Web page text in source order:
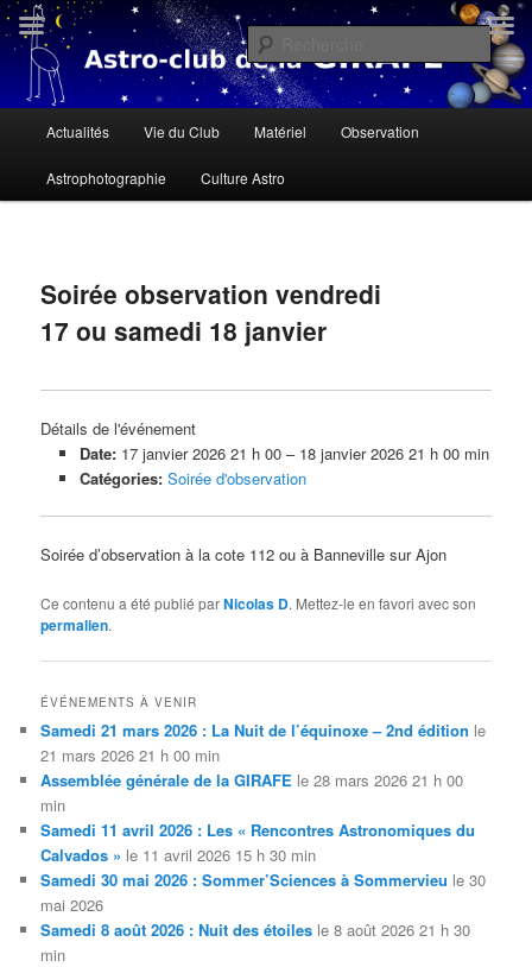
Aller
au
contenu
principalAstroclub de la Girafe
« Il n'y a personne qui soit née sous une mauvaise étoile, il n'y a que des
gens qui ne savent pas lire le ciel » Dalaï Lama
principal
Actualités Vie du Club Matériel Observation
Astrophotographie Culture Astro
articles
Soirée observation vendredi
17 ou samedi 18 janvier
Détails de l'événement
Date: 17 janvier 2026 21 h 00– 18 janvier 2026 21 h 00 min
Catégories: Soirée d'observation
Soirée d’observation à la cote 112 ou à Banneville sur Ajon
Ce contenu a été publié parNicolas D. Mettez-le en favori avec son
permalien.
ÉVÉNEMENTS À VENIR
Samedi 21 mars 2026 : La Nuit de l’équinoxe – 2nd édition le
21 mars 2026 21 h 00 min
Assemblée générale de la GIRAFE le 28 mars 2026 21 h 00
min
Samedi 11 avril 2026 : Les « Rencontres Astronomiques du
Calvados » le 11 avril 2026 15 h 30 min
Samedi 30 mai 2026 : Sommer’Sciences à Sommervieu le 30
mai 2026
Samedi 8 août 2026 : Nuit des étoiles le 8 août 2026 21 h 30
min